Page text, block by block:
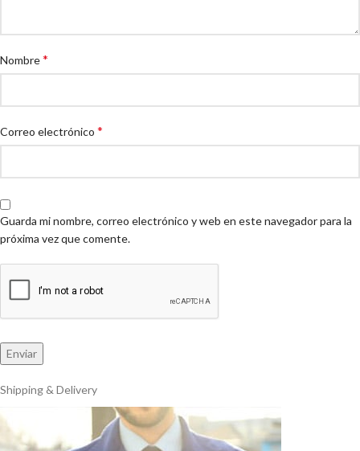
Nombre*
Correo electrónico *
Guarda mi nombre, correo electrónico y web en este navegador para la
próxima vez que comente.
Shipping & Delivery